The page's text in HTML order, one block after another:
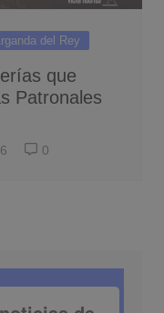
del Rey
que
Patronales
0